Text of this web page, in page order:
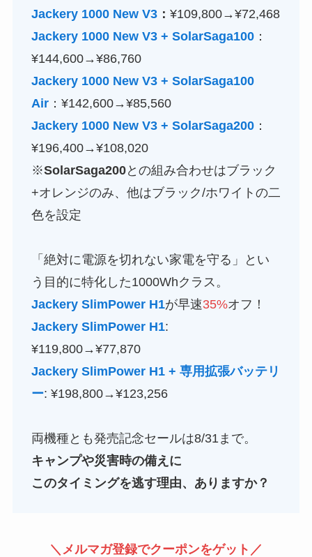
Jackery 1000 New V3： ¥109,800→¥72,468
Jackery 1000 New V3+ SolarSaga100：
¥144,600→¥86,760
Jackery 1000 New V3+ SolarSaga100
Air：¥142,600→¥85,560
Jackery 1000 New V3+ SolarSaga200：
¥196,400→¥108,020
※SolarSaga200との組み合わせはブラック
+オレンジのみ、他はブラック/ホワイトの二
色を設定
「絶対に電源を切れない家電を守る」とい
う目的に特化した1000Whクラス。
Jackery SlimPower H1が早速35%オフ！
Jackery SlimPower H1:
¥119,800→¥77,870
Jackery SlimPower H1 + 専用拡張バッテリ
ー: ¥198,800→¥123,256
両機種とも発売記念セールは8/31まで。
キャンプや災害時の備えに
このタイミングを逃す理由、ありますか？
＼メルマガ登録でクーポンをゲット／